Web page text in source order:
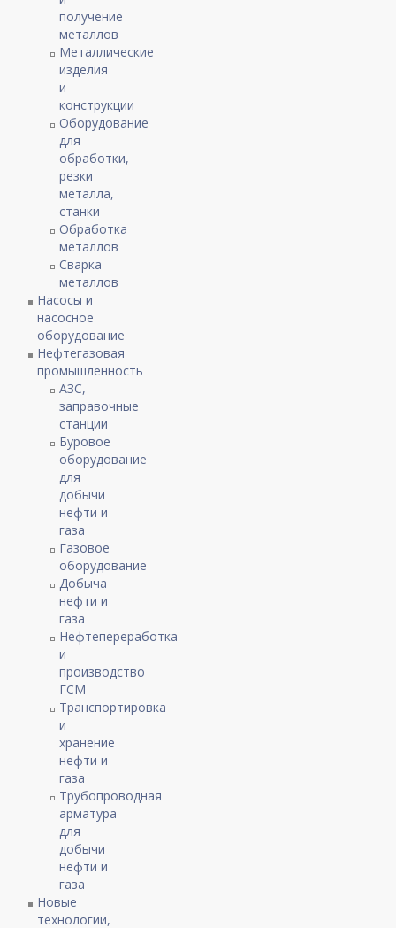
получение
металлов
Металлические
изделия
и
конструкции
Оборудование
для
обработки,
резки
металла,
станки
Обработка
металлов
Сварка
металлов
Насосы и
насосное
оборудование
Нефтегазовая
промышленность
АЗС,
заправочные
станции
Буровое
оборудование
для
добычи
нефти и
газа
Газовое
оборудование
Добыча
нефти и
газа
Нефтепереработка
и
производство
ГСМ
Транспортировка
и
хранение
нефти и
газа
Трубопроводная
арматура
для
добычи
нефти и
газа
Новые
технологии,